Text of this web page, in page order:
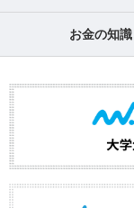
お金の知識